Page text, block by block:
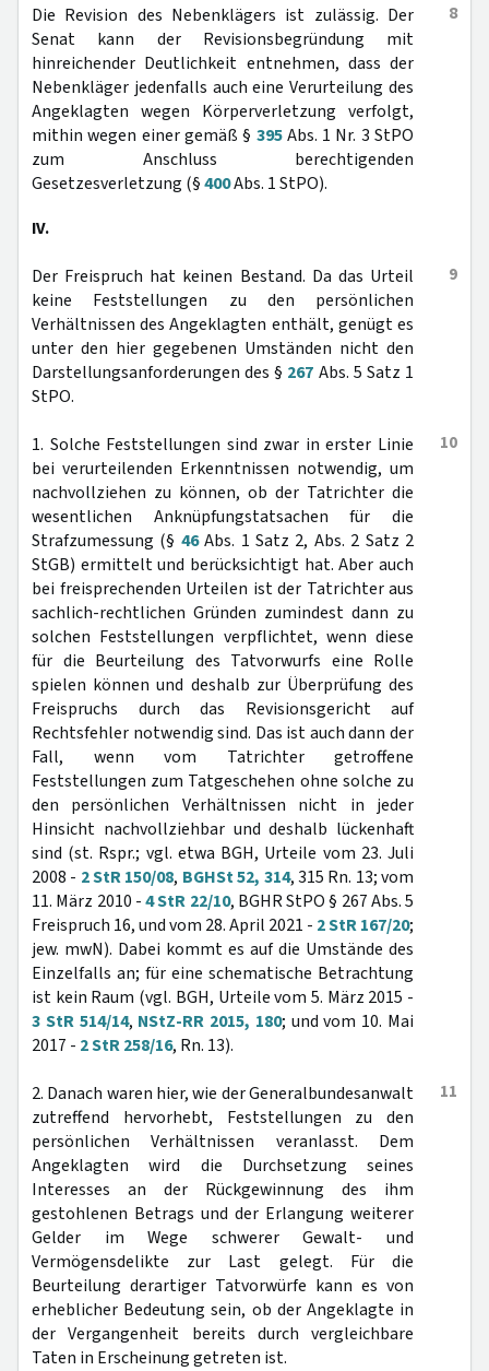
8
Die Revision des Nebenklägers ist zulässig. Der
Senat kann der Revisionsbegründung mit
hinreichender Deutlichkeit entnehmen, dass der
Nebenkläger jedenfalls auch eine Verurteilung des
Angeklagten wegen Körperverletzung verfolgt,
mithin wegen einer gemäß § 395Abs. 1 Nr. 3 StPO
zum Anschluss berechtigenden
Gesetzesverletzung (§400Abs. 1 StPO).
IV.
9
Der Freispruch hat keinen Bestand. Da das Urteil
keine Feststellungen zu den persönlichen
Verhältnissen des Angeklagten enthält, genügt es
unter den hier gegebenen Umständen nicht den
Darstellungsanforderungen des § 267 Abs. 5 Satz 1
StPO.
10
1. Solche Feststellungen sind zwar in erster Linie
bei verurteilenden Erkenntnissen notwendig, um
nachvollziehen zu können, ob der Tatrichter die
wesentlichen Anknüpfungstatsachen für die
Strafzumessung (§ 46Abs. 1 Satz 2, Abs. 2 Satz 2
StGB) ermittelt und berücksichtigt hat. Aber auch
bei freisprechenden Urteilen ist der Tatrichter aus
sachlich-rechtlichen Gründen zumindest dann zu
solchen Feststellungen verpflichtet, wenn diese
für die Beurteilung des Tatvorwurfs eine Rolle
spielen können und deshalb zur Überprüfung des
Freispruchs durch das Revisionsgericht auf
Rechtsfehler notwendig sind. Das ist auch dann der
Fall, wenn vom Tatrichter getroffene
Feststellungen zum Tatgeschehen ohne solche zu
den persönlichen Verhältnissen nicht in jeder
Hinsicht nachvollziehbar und deshalb lückenhaft
sind (st. Rspr.; vgl. etwa BGH, Urteile vom 23. Juli
2008 - 2 StR 150/08, BGHSt 52, 314, 315 Rn. 13; vom
11. März 2010 -4 StR 22/10, BGHR StPO § 267 Abs. 5
Freispruch 16, und vom 28. April 2021 - 2 StR 167/20;
jew. mwN). Dabei kommt es auf die Umstände des
Einzelfalls an; für eine schematische Betrachtung
ist kein Raum (vgl. BGH, Urteile vom 5. März 2015 -
3 StR 514/14, NStZ-RR 2015, 180; und vom 10. Mai
2017 - 2 StR 258/16, Rn. 13).
11
2. Danach waren hier, wie der Generalbundesanwalt
zutreffend hervorhebt, Feststellungen zu den
persönlichen Verhältnissen veranlasst. Dem
Angeklagten wird die Durchsetzung seines
Interesses an der Rückgewinnung des ihm
gestohlenen Betrags und der Erlangung weiterer
Gelder im Wege schwerer Gewalt- und
Vermögensdelikte zur Last gelegt. Für die
Beurteilung derartiger Tatvorwürfe kann es von
erheblicher Bedeutung sein, ob der Angeklagte in
der Vergangenheit bereits durch vergleichbare
Taten in Erscheinung getreten ist.